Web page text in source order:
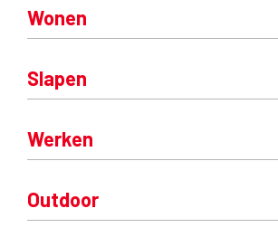
Wonen
Slapen
Werken
Outdoor